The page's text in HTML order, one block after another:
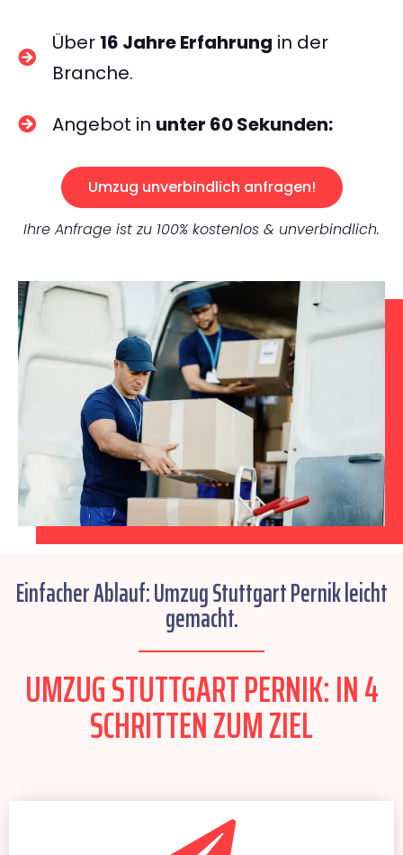
Über 16 Jahre Erfahrung in der
Branche.
Angebot in unter 60 Sekunden:
Umzug unverbindlich anfragen!
Ihre Anfrage ist zu 100% kostenlos & unverbindlich.
Einfacher Ablauf: Umzug Stuttgart Pernik leicht
gemacht.
UMZUG STUTTGART PERNIK: IN 4
SCHRITTEN ZUM ZIEL